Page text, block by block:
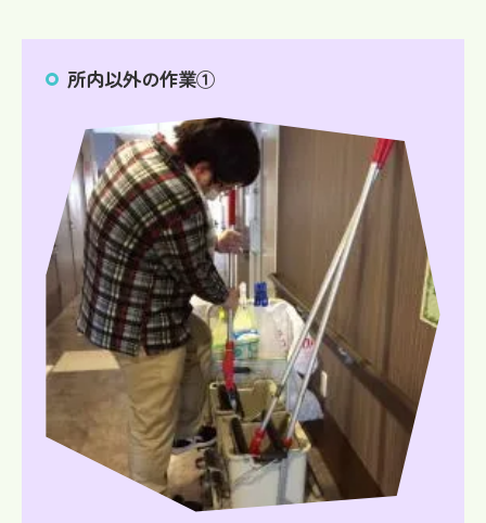
所内以外の作業①